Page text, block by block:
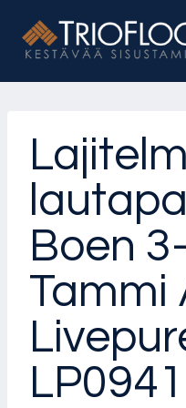
sisältöön
Boen
Tammi